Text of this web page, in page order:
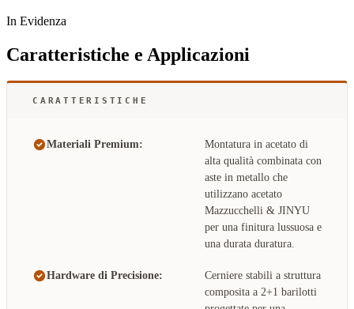
In Evidenza
Caratteristiche e Applicazioni
CARATTERISTICHE
Materiali Premium:
Montatura in acetato di
alta qualità combinata con
aste in metallo che
utilizzano acetato
Mazzucchelli & JINYU
per una finitura lussuosa e
una durata duratura.
Hardware di Precisione:
Cerniere stabili a struttura
composita a 2+1 barilotti